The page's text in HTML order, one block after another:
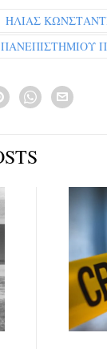
ΗΛΙΑΣ